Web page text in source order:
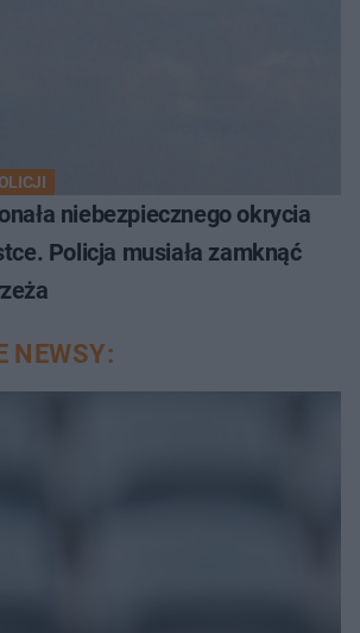
niebezpiecznego okrycia
Policja musiała zamknąć
NEWSY: